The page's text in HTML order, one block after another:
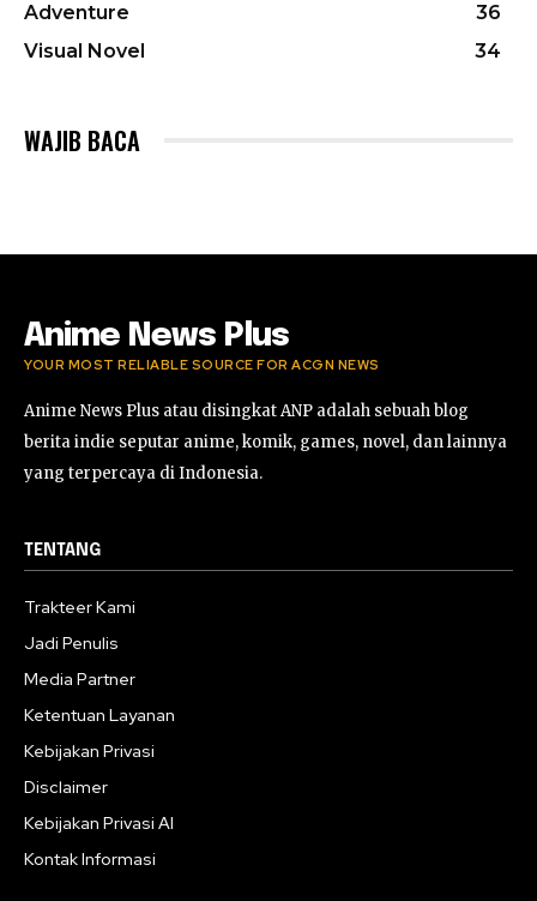
Adventure
36
Visual Novel
34
WAJIB BACA
Anime News Plus
YOUR MOST RELIABLE SOURCE FOR ACGN NEWS
Anime News Plus atau disingkat ANP adalah sebuah blog
berita indie seputar anime, komik, games, novel, dan lainnya
yang terpercaya di Indonesia.
TENTANG
Trakteer Kami
Jadi Penulis
Media Partner
Ketentuan Layanan
Kebijakan Privasi
Disclaimer
Kebijakan Privasi AI
Kontak Informasi